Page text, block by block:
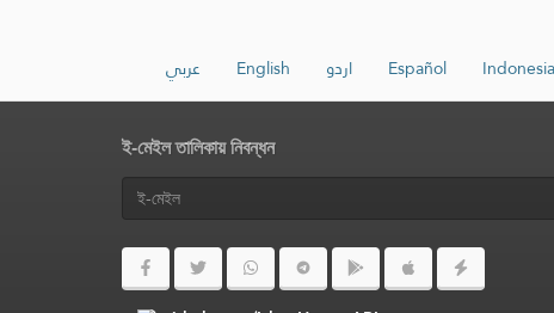
عربي English اردو Español Indonesia
ই-মেইল তালিকায় নিবন্ধন